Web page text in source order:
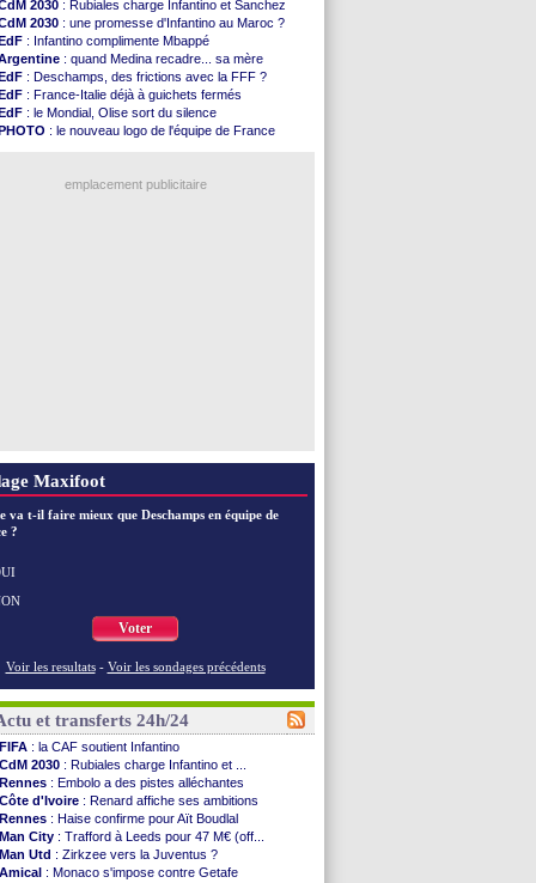
2030 : Rubiales charge Infantino et Sanchez
2030 : une promesse d'Infantino au Maroc ?
: Infantino complimente Mbappé
: quand Medina recadre... sa mère
: Deschamps, des frictions avec la FFF ?
: France-Italie déjà à guichets fermés
: le Mondial, Olise sort du silence
: le nouveau logo de l'équipe de France
: Zidane pense déjà à un retour de Mendy
emplacement publicitaire
Maxifoot
va t-il faire mieux que Deschamps en équipe de
?
Voter
Voir les resultats - Voir les sondages précédents
et transferts 24h/24
FIFA : la CAF soutient Infantino
CdM 2030 : Rubiales charge Infantino et ...
Rennes : Embolo a des pistes alléchantes
Côte d'Ivoire : Renard affiche ses ambitions
Rennes : Haise confirme pour Aït Boudlal
Man City : Trafford à Leeds pour 47 M€ (off...
Man Utd : Zirkzee vers la Juventus ?
Amical : Monaco s'impose contre Getafe